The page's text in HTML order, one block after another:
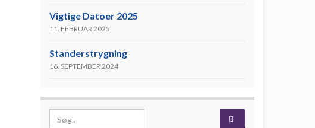
Vigtige Datoer 2025
11. FEBRUAR 2025
Standerstrygning
16. SEPTEMBER 2024
Search for: